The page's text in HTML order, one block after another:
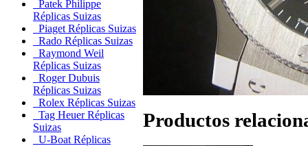
Patek Philippe
Réplicas Suizas
Piaget Réplicas Suizas
Rado Réplicas Suizas
Raymond Weil
Réplicas Suizas
Roger Dubuis
Réplicas Suizas
Rolex Réplicas Suizas
Tag Heuer Réplicas
Suizas
U-Boat Réplicas
Productos